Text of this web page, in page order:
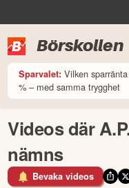
Börskollen
Sparvalet: Vilken
% – med samma trygghet
Videos där
nämns
Bevaka videos